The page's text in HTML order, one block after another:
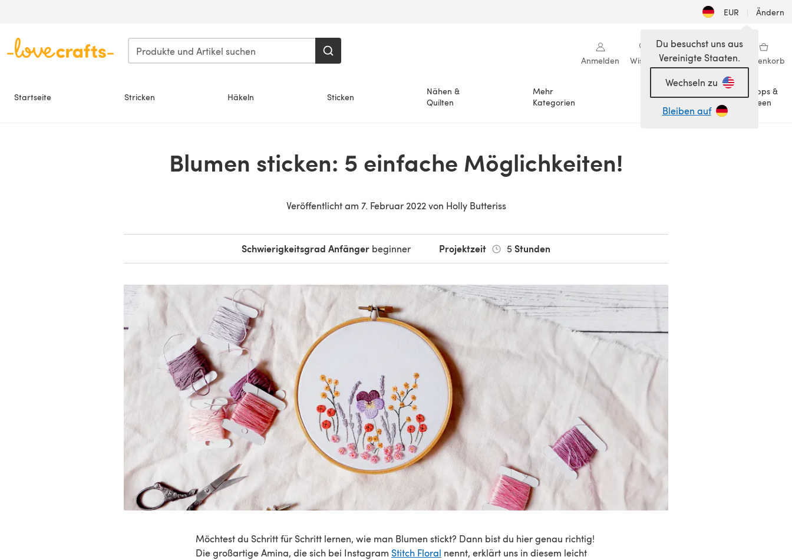
EUR | Ändern
Anmelden Wishlist Meine Bibliothek Warenkorb
Startseite Stricken Häkeln Sticken
Nähen &
Quilten
Mehr
Kategorien
Anlässe
Tipps &
Ideen
Du besuchst uns aus
Vereinigte Staaten.
Wechseln zu
Bleiben auf
Blumen sticken: 5 einfache Möglichkeiten!
Veröffentlicht am 7. Februar 2022 von Holly Butteriss
Schwierigkeitsgrad Anfänger beginner Projektzeit 5Stunden
Möchtest du Schritt für Schritt lernen, wie man Blumen stickt? Dann bist du hier genau richtig!
Die großartige Amina, die sich bei Instagram Stitch Floral nennt, erklärt uns in diesem leicht